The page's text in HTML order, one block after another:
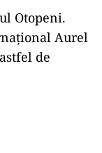
Otopeni.
Aurel
de